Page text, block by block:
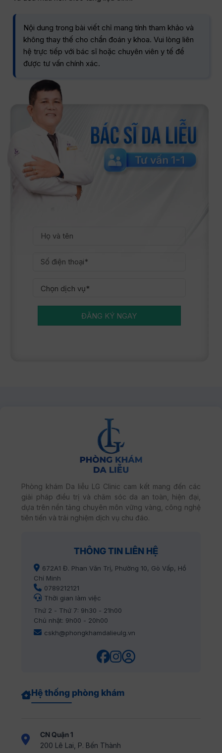
Nội dung trong bài viết chỉ mang tính tham khảo và
không thay thế cho chẩn đoán y khoa. Vui lòng liên
hệ trực tiếp với bác sĩ hoặc chuyên viên y tế để
được tư vấn chính xác.
ĐĂNG KÝ NGAY
Phòng khám Da liễu LG Clinic cam kết mang đến các
giải pháp điều trị và chăm sóc da an toàn, hiện đại,
dựa trên nền tảng chuyên môn vững vàng, công nghệ
tiên tiến và trải nghiệm dịch vụ chu đáo.
THÔNG TIN LIÊN HỆ
672A1 Đ. Phan Văn Trị, Phường 10, Gò Vấp, Hồ
Chí Minh
0789212121
Thời gian làm việc
Thứ 2 - Thứ 7: 9h30 - 21h00
Chủ nhật: 9h00 - 20h00
cskh@phongkhamdalieulg.vn
Hệ thống phòng khám
CN Quận 1
200 Lê Lai, P. Bến Thành